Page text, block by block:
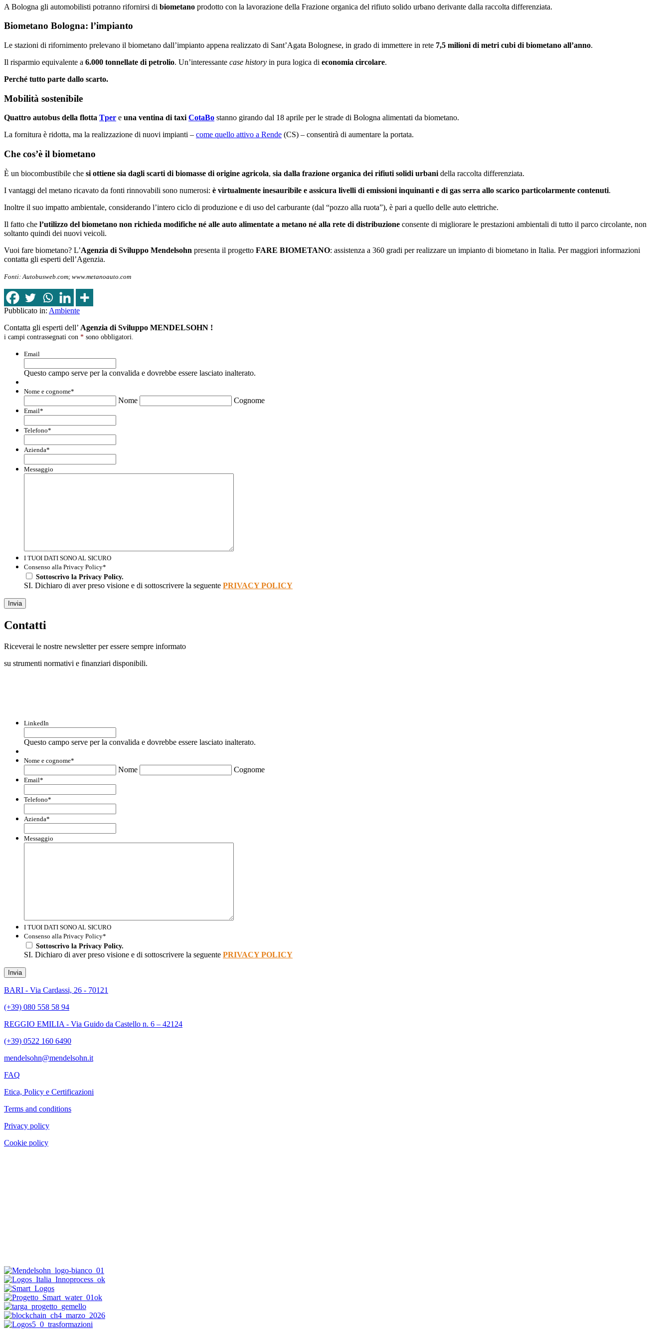
A Bologna gli automobilisti potranno rifornirsi di biometano prodotto con la lavorazione della Frazione organica del rifiuto solido urbano derivante dalla raccolta differenziata.
Biometano Bologna: l’impianto
Le stazioni di rifornimento prelevano il biometano dall’impianto appena realizzato di Sant’Agata Bolognese, in grado di immettere in rete 7,5 milioni di metri cubi di biometano all’anno.
Il risparmio equivalente a 6.000 tonnellate di petrolio. Un’interessante case history in pura logica di economia circolare.
Perché tutto parte dallo scarto.
Mobilità sostenibile
Quattro autobus della flotta Tper e una ventina di taxiCotaBo stanno girando dal 18 aprile per le strade di Bologna alimentati da biometano.
La fornitura è ridotta, ma la realizzazione di nuovi impianti – come quello attivo a Rende (CS) – consentirà di aumentare la portata.
Che cos’è il biometano
È un biocombustibile che si ottiene sia dagli scarti di biomasse di origine agricola, sia dalla frazione organica dei rifiuti solidi urbani della raccolta differenziata.
I vantaggi del metano ricavato da fonti rinnovabili sono numerosi: è virtualmente inesauribile e assicura livelli di emissioni inquinanti e di gas serra allo scarico particolarmente contenuti.
Inoltre il suo impatto ambientale, considerando l’intero ciclo di produzione e di uso del carburante (dal “pozzo alla ruota”), è pari a quello delle auto elettriche.
Il fatto che l’utilizzo del biometano non richieda modifiche né alle auto alimentate a metano né alla rete di distribuzione consente di migliorare le prestazioni ambientali di tutto il parco circolante, non
soltanto quindi dei nuovi veicoli.
Vuoi fare biometano? L’Agenzia di Sviluppo Mendelsohn presenta il progetto FARE BIOMETANO: assistenza a 360 gradi per realizzare un impianto di biometano in Italia. Per maggiori informazioni
contatta gli esperti dell’Agenzia.
Fonti: Autobusweb.com; www.metanoauto.com
Pubblicato in: Ambiente
Contatta gli esperti dell’ Agenzia di Sviluppo MENDELSOHN !
i campi contrassegnati con * sono obbligatori.
Email
Questo campo serve per la convalida e dovrebbe essere lasciato inalterato.
Nome e cognome*
Nome Cognome
Email*
Telefono*
Azienda*
Messaggio
I TUOI DATI SONO AL SICURO
Consenso alla Privacy Policy*
Sottoscrivo la Privacy Policy.
SI. Dichiaro di aver preso visione e di sottoscrivere la seguente PRIVACY POLICY
Invia
Contatti
Riceverai le nostre newsletter per essere sempre informato
su strumenti normativi e finanziari disponibili.
LinkedIn
Questo campo serve per la convalida e dovrebbe essere lasciato inalterato.
Nome e cognome*
Nome Cognome
Email*
Telefono*
Azienda*
Messaggio
I TUOI DATI SONO AL SICURO
Consenso alla Privacy Policy*
Sottoscrivo la Privacy Policy.
SI. Dichiaro di aver preso visione e di sottoscrivere la seguente PRIVACY POLICY
Invia
BARI - Via Cardassi, 26 - 70121
(+39) 080 558 58 94
REGGIO EMILIA - Via Guido da Castello n. 6 – 42124
(+39) 0522 160 6490
mendelsohn@mendelsohn.it
FAQ
Etica, Policy e Certificazioni
Terms and conditions
Privacy policy
Cookie policy